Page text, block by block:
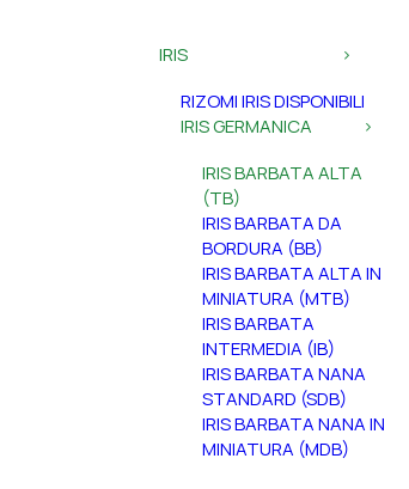
IRIS
RIZOMI IRIS DISPONIBILI
IRIS GERMANICA
IRIS BARBATA ALTA
(TB)
IRIS BARBATA DA
BORDURA (BB)
IRIS BARBATA ALTA IN
MINIATURA (MTB)
IRIS BARBATA
INTERMEDIA (IB)
IRIS BARBATA NANA
STANDARD (SDB)
IRIS BARBATA NANA IN
MINIATURA (MDB)